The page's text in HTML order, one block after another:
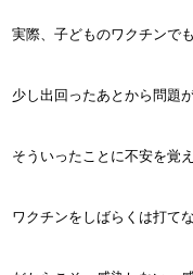
実際、子どものワクチンで
少し出回ったあとから問題
そういったことに不安を覚
ワクチンをしばらくは打て